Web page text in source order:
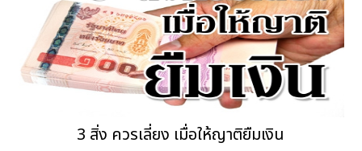
3 สิ่ง ควรเลี่ยง เมื่อให้ญาติยืมเงิน